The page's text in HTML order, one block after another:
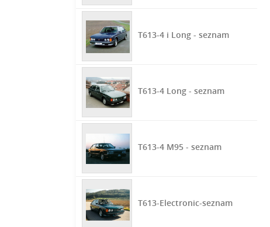
T613-4 i Long - seznam
T613-4 Long - seznam
T613-4 M95 - seznam
T613-Electronic-seznam